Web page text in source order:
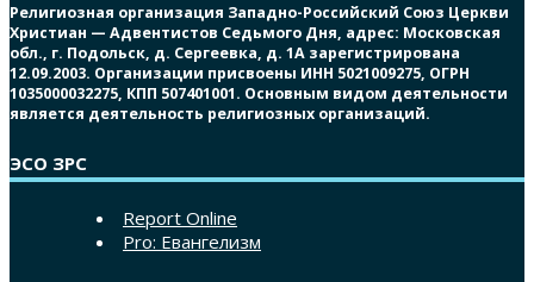
Религиозная организация Западно-Российский Союз Церкви
Христиан — Адвентистов Седьмого Дня, адрес: Московская
обл., г. Подольск, д. Сергеевка, д. 1А зарегистрирована
12.09.2003. Организации присвоены ИНН 5021009275, ОГРН
1035000032275, КПП 507401001. Основным видом деятельности
является деятельность религиозных организаций.
ЭСО ЗРС
Report Online
Pro: Евангелизм